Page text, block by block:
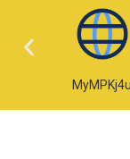
MyMPKj4u